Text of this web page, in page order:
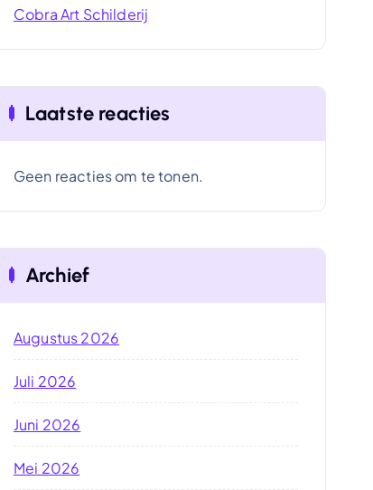
Cobra Art Schilderij
Laatste reacties
Geen reacties om te tonen.
Archief
Augustus 2026
Juli 2026
Juni 2026
Mei 2026